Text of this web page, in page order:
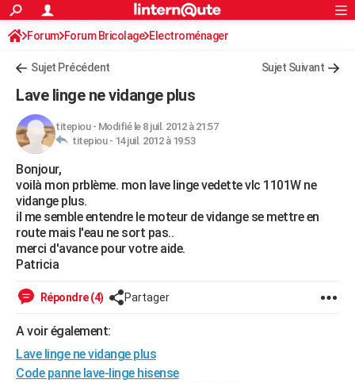
ACTUALITÉS
Politique
Société
Faits Divers
Education
Monde
Villes
+
FINANCE
Retraite
Impôts
Epargne
Immobilier
Risques naturels par ville
Banque
Assurance
Crédit
AUTO
Essais
Réserver un essai
Citadines
Berlines
SUV
Forum auto
+HIGH-TECH
Mobiles
Meilleur smartphone
Internet
Ordinateurs
Jeux vidéo
Guide high-tech
+BRICOLAGE
Forum
Aménagement intérieur
Extérieur
Cuisine
Salle de bains
Jardinage
Rangement
WEEK-END
Art de vivre
Bien-être
Loisirs
Mode
Modes de vie
Alimentation
Guide de la santé
Maladies
Médicaments
Sommeil
Destinations
City break
Voyage nature
Voyage de noces
Forum
Climat
+PHOTO
S'inscrire
Connexion
Forum Forum Bricolage Electroménager
Sujet Précédent Sujet Suivant
Lave linge ne vidange plus
titepiou- Modifié le 8 juil. 2012 à 21:57
titepiou - 14 juil. 2012 à 19:53
Bonjour,
voilà mon prblème. mon lave linge vedette vlc 1101W ne
vidange plus.
il me semble entendre le moteur de vidange se mettre en
route mais l'eau ne sort pas..
merci d'avance pour votre aide.
Patricia
Répondre (4) Partager
A voir également:
Lave linge ne vidange plus
Code panne lave-linge hisense